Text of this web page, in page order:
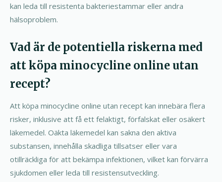
kan leda till resistenta bakteriestammar eller andra
hälsoproblem.
Vad är de potentiella riskerna med
att köpa minocycline online utan
recept?
Att köpa minocycline online utan recept kan innebära flera
risker, inklusive att få ett felaktigt, förfalskat eller osäkert
läkemedel. Oäkta läkemedel kan sakna den aktiva
substansen, innehålla skadliga tillsatser eller vara
otillräckliga för att bekämpa infektionen, vilket kan förvärra
sjukdomen eller leda till resistensutveckling.